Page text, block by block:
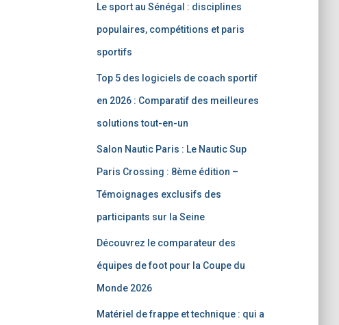
Le sport au Sénégal : disciplines
populaires, compétitions et paris
sportifs
Top 5 des logiciels de coach sportif
en 2026 : Comparatif des meilleures
solutions tout-en-un
Salon Nautic Paris : Le Nautic Sup
Paris Crossing : 8ème édition –
Témoignages exclusifs des
participants sur la Seine
Découvrez le comparateur des
équipes de foot pour la Coupe du
Monde 2026
Matériel de frappe et technique : qui a